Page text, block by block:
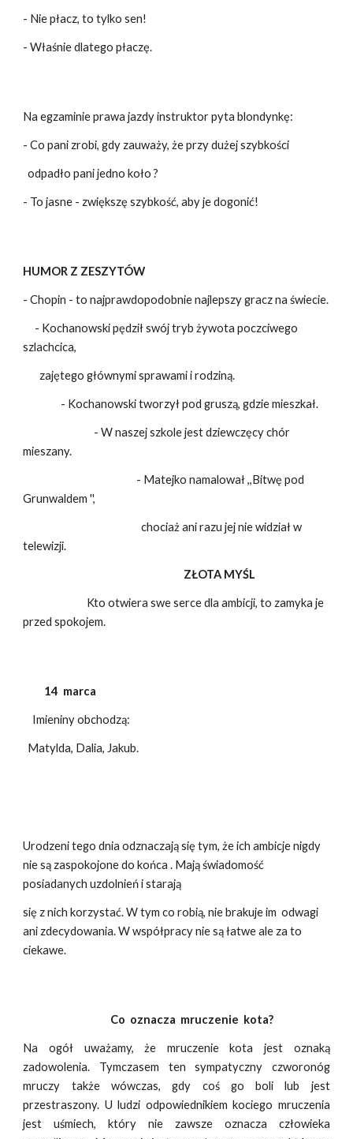
- Nie płacz, to tylko sen!
- Właśnie dlatego płaczę.
Na egzaminie prawa jazdy instruktor pyta blondynkę:
- Co pani zrobi, gdy zauważy, że przy dużej szybkości
odpadło pani jedno koło ?
- To jasne - zwiększę szybkość, aby je dogonić!
HUMOR Z ZESZYTÓW
- Chopin - to najprawdopodobnie najlepszy gracz na świecie.
- Kochanowski pędził swój tryb żywota poczciwego
szlachcica,
zajętego głównymi sprawami i rodziną.
- Kochanowski tworzył pod gruszą, gdzie mieszkał.
- W naszej szkole jest dziewczęcy chór
mieszany.
- Matejko namalował ,,Bitwę pod
Grunwaldem '',
chociaż ani razu jej nie widział w
telewizji.
ZŁOTA MYŚL
Kto otwiera swe serce dla ambicji, to zamyka je
przed spokojem.
14 marca
Imieniny obchodzą:
Matylda, Dalia, Jakub.
Urodzeni tego dnia odznaczają się tym, że ich ambicje nigdy
nie są zaspokojone do końca . Mają świadomość
posiadanych uzdolnień i starają
się z nich korzystać. W tym co robią, nie brakuje im odwagi
ani zdecydowania. W współpracy nie są łatwe ale za to
ciekawe.
Co oznacza mruczenie kota?
Na ogół uważamy, że mruczenie kota jest oznaką
zadowolenia. Tymczasem ten sympatyczny czworonóg
mruczy także wówczas, gdy coś go boli lub jest
przestraszony. U ludzi odpowiednikiem kociego mruczenia
jest uśmiech, który nie zawsze oznacza człowieka